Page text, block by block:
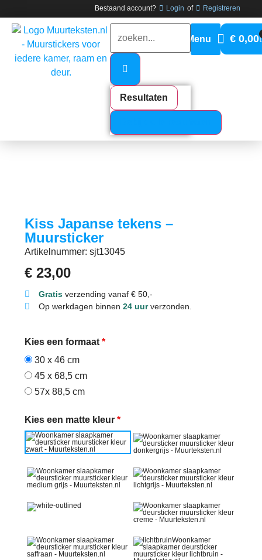
Bestaand account? Login of Registreren
Resultaten
€0,00
Kiss Japanse tekens –
Muursticker
Artikelnummer: sjt13045
€ 23,00
Gratisverzending vanaf € 50,-
Op werkdagen binnen 24 uurverzonden.
Kies een formaat *
30 x 46 cm
45 x 68,5 cm
57x 88,5 cm
Kies een matte kleur *